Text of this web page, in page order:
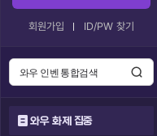
회원가입 ID/PW 찾기
와우 화제 집중